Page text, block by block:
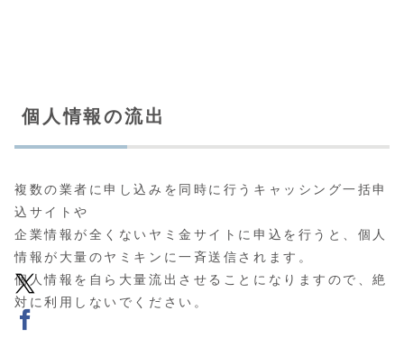
個人情報の流出
複数の業者に申し込みを同時に行うキャッシング一括申
込サイトや
企業情報が全くないヤミ金サイトに申込を行うと、個人
情報が大量のヤミキンに一斉送信されます。
個人情報を自ら大量流出させることになりますので、絶
対に利用しないでください。